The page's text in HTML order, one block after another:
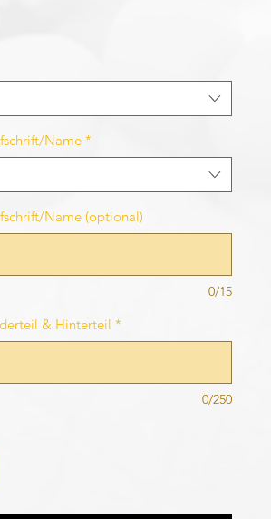
Name *
Name (optional)
0/15
& Hinterteil *
0/250